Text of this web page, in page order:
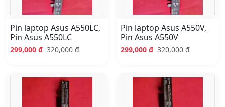
Pin laptop Asus A550LC,
Pin Asus A550LC
299,000 đ 320,000 đ
Pin laptop Asus A550V,
Pin Asus A550V
299,000 đ 320,000 đ